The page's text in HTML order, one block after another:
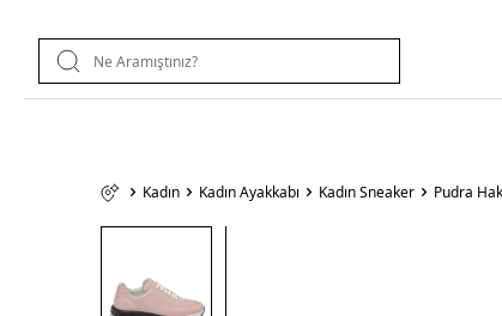
Kadın Kadın Ayakkabı Kadın Sneaker Pudra